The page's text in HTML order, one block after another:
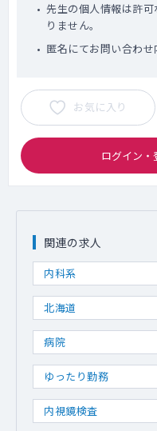
先生の個人情報は許
りません。
匿名にてお問い合わせ
お気に入り
ログイン・
関連の求人
内科系
北海道
病院
ゆったり勤務
内視鏡検査